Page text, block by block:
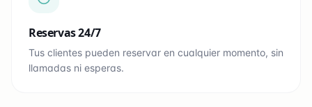
Reservas 24/7
Tus clientes pueden reservar en cualquier momento, sin
llamadas ni esperas.